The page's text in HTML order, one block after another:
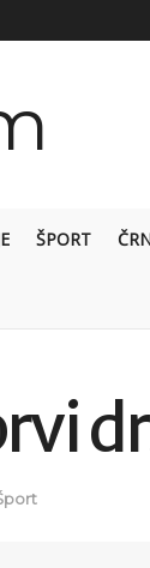
ŠPORT